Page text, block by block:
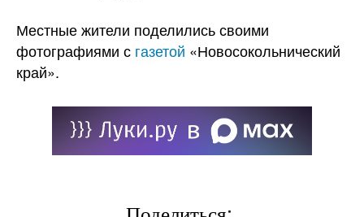
Местные жители поделились своими
фотографиями с газетой «Новосокольнический
край».